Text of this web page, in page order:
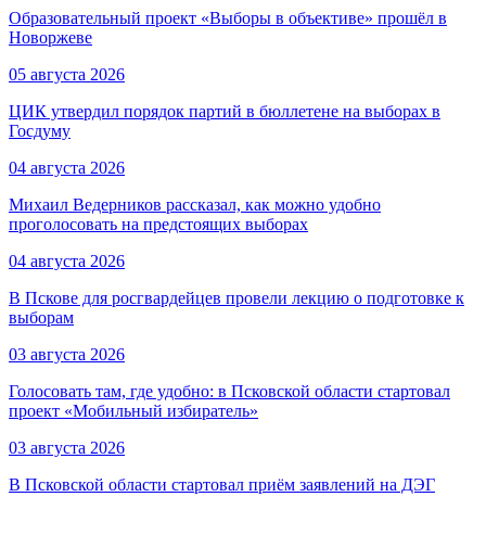
Образовательный проект «Выборы в объективе» прошёл в
Новоржеве
05 августа 2026
ЦИК утвердил порядок партий в бюллетене на выборах в
Госдуму
04 августа 2026
Михаил Ведерников рассказал, как можно удобно
проголосовать на предстоящих выборах
04 августа 2026
В Пскове для росгвардейцев провели лекцию о подготовке к
выборам
03 августа 2026
Голосовать там, где удобно: в Псковской области стартовал
проект «Мобильный избиратель»
03 августа 2026
В Псковской области стартовал приём заявлений на ДЭГ